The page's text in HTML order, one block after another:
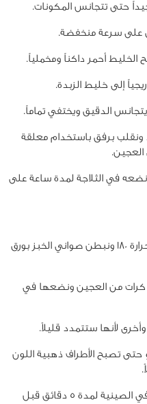
حتى تتجانس المكونات.
على سرعة منخفضة.
الخليط أحمر داكناً ومخملياً.
إلى خليط الزبدة.
الدقيق ويختفي تماماً.
ونقلب برفق باستخدام معلقة
في الثلاجة لمدة ساعة على
نسخن الفرن مسبقاً على درجة حرارة 180 ونبطن صواني الخبز بورق
من العجين ونضعها في
لأنها ستتمدد قليلاً.
لمدة 10-12 دقيقة أو حتى تصبح الأطراف ذهبية اللون
نخرج الكوكيز من الفرن ونتركه في الصينية لمدة 5 دقائق قبل